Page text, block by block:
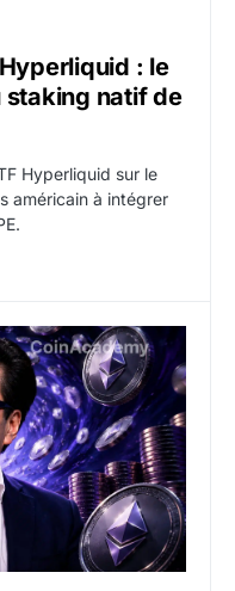
: le
staking natif de
Hyperliquid sur le
américain à intégrer
de Bitmine